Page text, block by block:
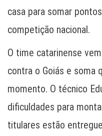
casa para somar
competição nacional.
O time catarinense
contra o Goiás e soma
momento. O técnico
dificuldades para
titulares estão